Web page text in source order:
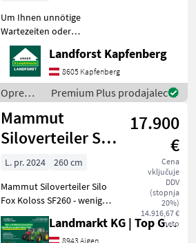
Um Ihnen unnötige
Wartezeiten oder
Wegstrecken zu ersparen,
bitten wir Sie um vorherige
Kontaktaufnahme, falls Sie
eine unserer Maschinen
besichtigen bzw. Probe fahr
Landforst Kapfenberg
8605 Kapfenberg
Oprema
za
krmljenje
/
Mammut
Premium Plus prodajalec
Mammut
Siloverteiler Silo
Fox Koloss SF260
17.900
€
Cena
vključuje
DDV
(stopnja
20%)
14.916,67 €
neto
L. pr. 2024
260 cm
Mammut Siloverteiler Silo
Fox Koloss SF260 - wenig
gebraucht! - Baujahr 2024 -
Arbeitsbreite 260cm - Front
Landmarkt KG | Top Gebrauchtmaschinen Zentrum
8943 Aigen